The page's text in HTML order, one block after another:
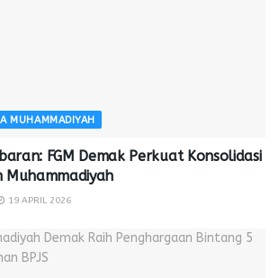
MUHAMMADIYAH
FGM Demak Perkuat Konsolidasi
Muhammadiyah
19 APRIL 2026